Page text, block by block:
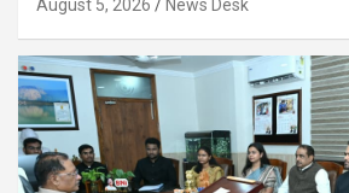
August 5, 2026 News Desk